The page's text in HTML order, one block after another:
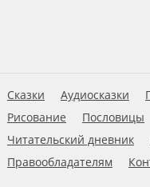
Сказки Аудиосказки
Рисование
Пословицы
Читательский дневник
Правообладателям